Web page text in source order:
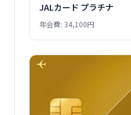
JALカード プラチナ
年会費: 34,100円